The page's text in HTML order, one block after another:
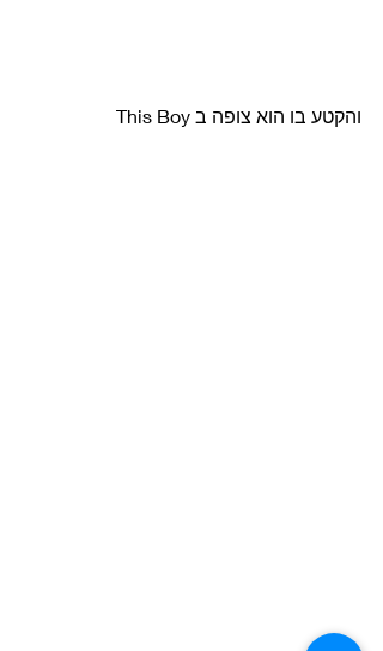
והקטע בו הוא צופה ב This Boy